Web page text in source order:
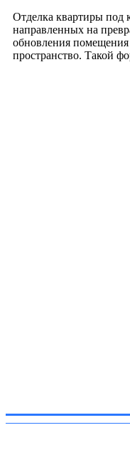
Отделка квартиры под
направленных на
обновления
пространство. Такой
логотипом:
Девушка в